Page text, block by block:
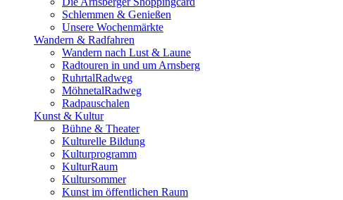
Schlemmen & Genießen
Unsere Wochenmärkte
Wandern & Radfahren
Wandern nach Lust & Laune
Radtouren in und um Arnsberg
RuhrtalRadweg
MöhnetalRadweg
Radpauschalen
Kunst & Kultur
Bühne & Theater
Kulturelle Bildung
Kulturprogramm
KulturRaum
Kultursommer
Kunst im öffentlichen Raum